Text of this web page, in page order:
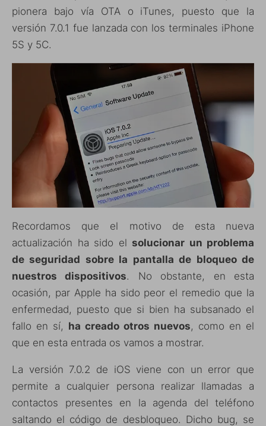
pionera bajo vía OTA o iTunes, puesto que la
versión 7.0.1 fue lanzada con los terminales iPhone
5S y 5C.
Recordamos que el motivo de esta nueva
actualización ha sido el solucionar un problema
de seguridad sobre la pantalla de bloqueo de
nuestros dispositivos. No obstante, en esta
ocasión, par Apple ha sido peor el remedio que la
enfermedad, puesto que si bien ha subsanado el
fallo en sí, ha creado otros nuevos, como en el
que en esta entrada os vamos a mostrar.
La versión 7.0.2 de iOS viene con un error que
permite a cualquier persona realizar llamadas a
contactos presentes en la agenda del teléfono
saltando el código de desbloqueo. Dicho bug, se